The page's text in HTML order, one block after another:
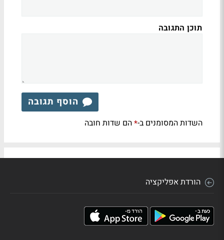
תוכן התגובה
הוסף תגובה
השדות המסומנים ב-*הם שדות חובה
הורדת אפליקציה